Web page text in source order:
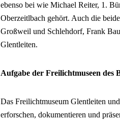
ebenso bei wie Michael Reiter, 1.
Oberzeitlbach gehört. Auch die
Großweil und Schlehdorf, Frank
Glentleiten.
Aufgabe der Freilichtmuseen des
Das Freilichtmuseum Glentleiten
erforschen, dokumentieren und